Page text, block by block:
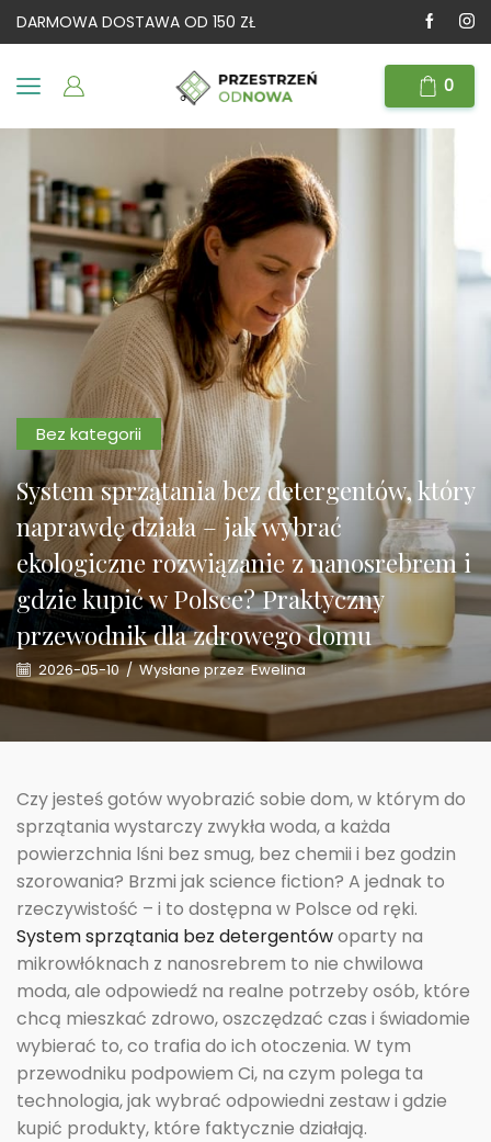
DARMOWA DOSTAWA OD 150 ZŁ
0
Bez kategorii
System sprzątania bez detergentów, który
naprawdę działa – jak wybrać
ekologiczne rozwiązanie z nanosrebrem i
gdzie kupić w Polsce? Praktyczny
przewodnik dla zdrowego domu
2026-05-10 / Wysłane przez Ewelina
Czy jesteś gotów wyobrazić sobie dom, w którym do
sprzątania wystarczy zwykła woda, a każda
powierzchnia lśni bez smug, bez chemii i bez godzin
szorowania? Brzmi jak science fiction? A jednak to
rzeczywistość – i to dostępna w Polsce od ręki.
System sprzątania bez detergentówoparty na
mikrowłóknach z nanosrebrem to nie chwilowa
moda, ale odpowiedź na realne potrzeby osób, które
chcą mieszkać zdrowo, oszczędzać czas i świadomie
wybierać to, co trafia do ich otoczenia. W tym
przewodniku podpowiem Ci, na czym polega ta
technologia, jak wybrać odpowiedni zestaw i gdzie
kupić produkty, które faktycznie działają.